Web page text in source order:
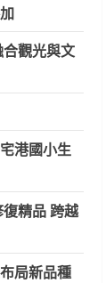
觀光與文
港國小生
精品 跨越
局新品種